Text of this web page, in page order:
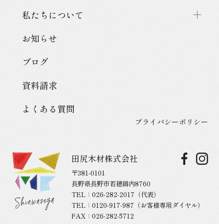
田尻木材株式会社
〒381-0101
長野県長野市若穂綿内8760
TEL： 026-282-2017 （代表）
TEL： 0120-917-987 （お客様専用ダイヤル）
FAX：026-282-5712
私たちについて
お知らせ
ブログ
資料請求
よくある質問
プライバシーポリシー